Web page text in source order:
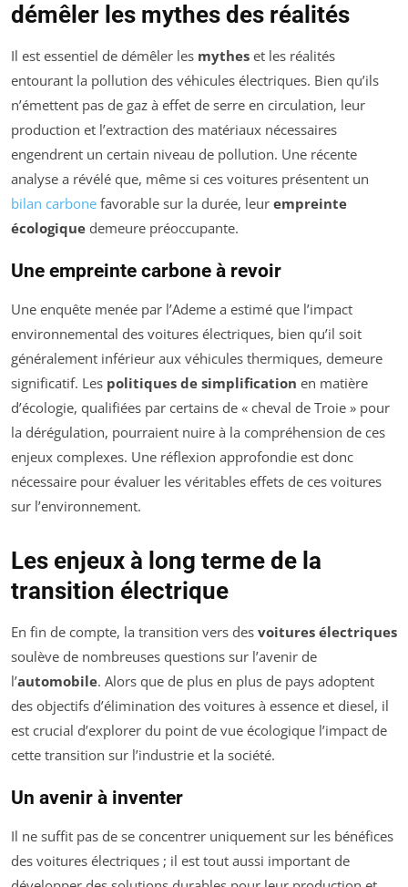
démêler les mythes des réalités
Il est essentiel de démêler les mythes et les réalités
entourant la pollution des véhicules électriques. Bien qu’ils
n’émettent pas de gaz à effet de serre en circulation, leur
production et l’extraction des matériaux nécessaires
engendrent un certain niveau de pollution. Une récente
analyse a révélé que, même si ces voitures présentent un
bilan carbone favorable sur la durée, leur empreinte
écologique demeure préoccupante.
Une empreinte carbone à revoir
Une enquête menée par l’Ademe a estimé que l’impact
environnemental des voitures électriques, bien qu’il soit
généralement inférieur aux véhicules thermiques, demeure
significatif. Les politiques de simplification en matière
d’écologie, qualifiées par certains de « cheval de Troie » pour
la dérégulation, pourraient nuire à la compréhension de ces
enjeux complexes. Une réflexion approfondie est donc
nécessaire pour évaluer les véritables effets de ces voitures
sur l’environnement.
Les enjeux à long terme de la
transition électrique
En fin de compte, la transition vers des voitures électriques
soulève de nombreuses questions sur l’avenir de
l’automobile. Alors que de plus en plus de pays adoptent
des objectifs d’élimination des voitures à essence et diesel, il
est crucial d’explorer du point de vue écologique l’impact de
cette transition sur l’industrie et la société.
Un avenir à inventer
Il ne suffit pas de se concentrer uniquement sur les bénéfices
des voitures électriques ; il est tout aussi important de